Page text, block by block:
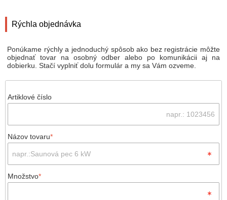
Rýchla objednávka
Ponúkame rýchly a jednoduchý spôsob ako bez registrácie môžte
objednať tovar na osobný odber alebo po komunikácii aj na
dobierku. Stačí vyplniť dolu formulár a my sa Vám ozveme.
Artiklové číslo
Názov tovaru*
Množstvo*